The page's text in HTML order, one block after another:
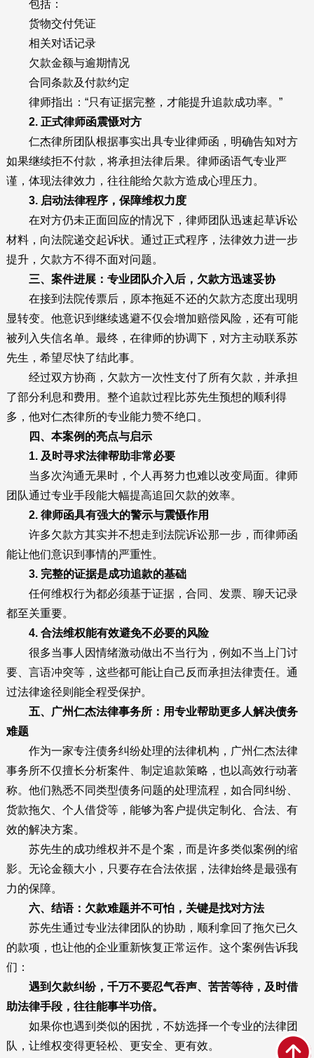
包括：
货物交付凭证
相关对话记录
欠款金额与逾期情况
合同条款及付款约定
律师指出：“只有证据完整，才能提升追款成功率。”
2. 正式律师函震慑对方
仁杰律所团队根据事实出具专业律师函，明确告知对方
如果继续拒不付款，将承担法律后果。律师函语气专业严
谨，体现法律效力，往往能给欠款方造成心理压力。
3. 启动法律程序，保障维权力度
在对方仍未正面回应的情况下，律师团队迅速起草诉讼
材料，向法院递交起诉状。通过正式程序，法律效力进一步
提升，欠款方不得不面对问题。
三、案件进展：专业团队介入后，欠款方迅速妥协
在接到法院传票后，原本拖延不还的欠款方态度出现明
显转变。他意识到继续逃避不仅会增加赔偿风险，还有可能
被列入失信名单。最终，在律师的协调下，对方主动联系苏
先生，希望尽快了结此事。
经过双方协商，欠款方一次性支付了所有欠款，并承担
了部分利息和费用。整个追款过程比苏先生预想的顺利得
多，他对仁杰律所的专业能力赞不绝口。
四、本案例的亮点与启示
1. 及时寻求法律帮助非常必要
当多次沟通无果时，个人再努力也难以改变局面。律师
团队通过专业手段能大幅提高追回欠款的效率。
2. 律师函具有强大的警示与震慑作用
许多欠款方其实并不想走到法院诉讼那一步，而律师函
能让他们意识到事情的严重性。
3. 完整的证据是成功追款的基础
任何维权行为都必须基于证据，合同、发票、聊天记录
都至关重要。
4. 合法维权能有效避免不必要的风险
很多当事人因情绪激动做出不当行为，例如不当上门讨
要、言语冲突等，这些都可能让自己反而承担法律责任。通
过法律途径则能全程受保护。
五、广州仁杰法律事务所：用专业帮助更多人解决债务
难题
作为一家专注债务纠纷处理的法律机构，广州仁杰法律
事务所不仅擅长分析案件、制定追款策略，也以高效行动著
称。他们熟悉不同类型债务问题的处理流程，如合同纠纷、
货款拖欠、个人借贷等，能够为客户提供定制化、合法、有
效的解决方案。
苏先生的成功维权并不是个案，而是许多类似案例的缩
影。无论金额大小，只要存在合法依据，法律始终是最强有
力的保障。
六、结语：欠款难题并不可怕，关键是找对方法
苏先生通过专业法律团队的协助，顺利拿回了拖欠已久
的款项，也让他的企业重新恢复正常运作。这个案例告诉我
们：
遇到欠款纠纷，千万不要忍气吞声、苦苦等待，及时借
助法律手段，往往能事半功倍。
如果你也遇到类似的困扰，不妨选择一个专业的法律团
队，让维权变得更轻松、更安全、更有效。